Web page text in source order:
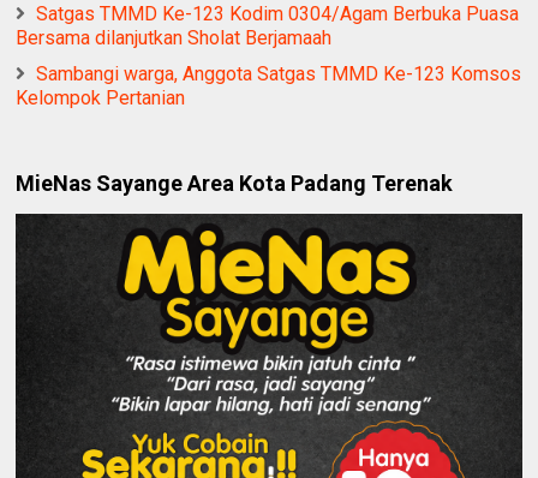
Satgas TMMD Ke-123 Kodim 0304/Agam Berbuka Puasa
Bersama dilanjutkan Sholat Berjamaah
Sambangi warga, Anggota Satgas TMMD Ke-123 Komsos
Kelompok Pertanian
MieNas Sayange Area Kota Padang Terenak